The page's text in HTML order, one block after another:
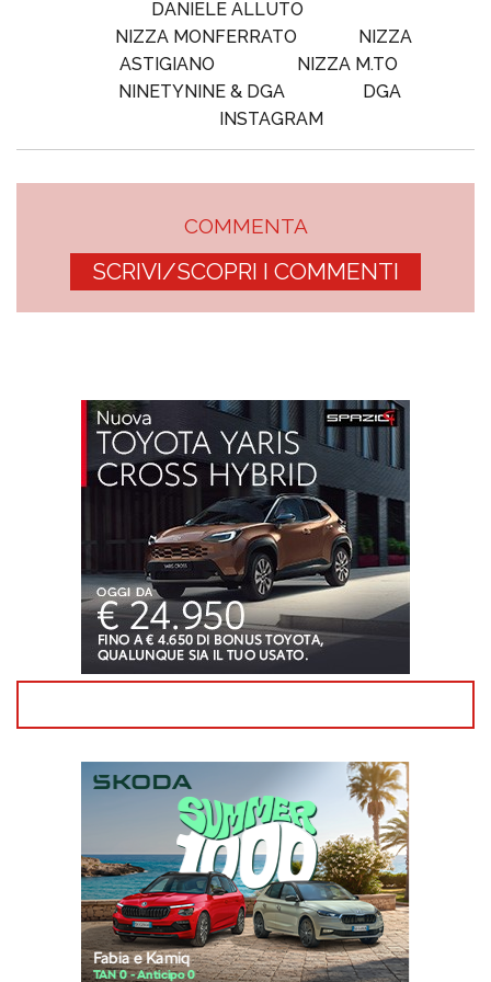
DANIELE ALLUTO
NIZZA MONFERRATO
NIZZA
ASTIGIANO
NIZZA M.TO
NINETYNINE & DGA
DGA
INSTAGRAM
COMMENTA
SCRIVI/SCOPRI I COMMENTI